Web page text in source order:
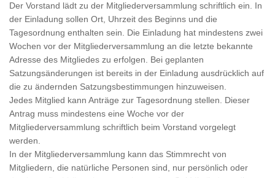
Der Vorstand lädt zu der Mitgliederversammlung schriftlich ein. In
der Einladung sollen Ort, Uhrzeit des Beginns und die
Tagesordnung enthalten sein. Die Einladung hat mindestens zwei
Wochen vor der Mitgliederversammlung an die letzte bekannte
Adresse des Mitgliedes zu erfolgen. Bei geplanten
Satzungsänderungen ist bereits in der Einladung ausdrücklich auf
die zu ändernden Satzungsbestimmungen hinzuweisen.
Jedes Mitglied kann Anträge zur Tagesordnung stellen. Dieser
Antrag muss mindestens eine Woche vor der
Mitgliederversammlung schriftlich beim Vorstand vorgelegt
werden.
In der Mitgliederversammlung kann das Stimmrecht von
Mitgliedern, die natürliche Personen sind, nur persönlich oder